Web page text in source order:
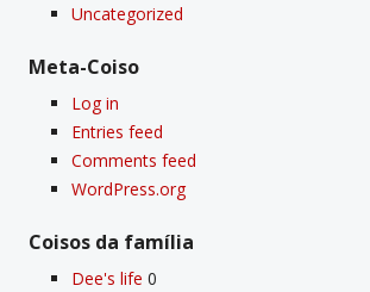
Uncategorized
Meta-Coiso
Log in
Entries feed
Comments feed
WordPress.org
Coisos da famí­lia
Dee's life 0